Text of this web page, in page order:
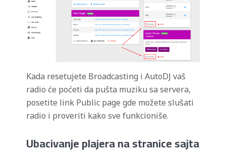
Kada resetujete Broadcasting i AutoDJ vaš
radio će poćeti da pušta muziku sa servera,
posetite link Public page gde možete slušati
radio i proveriti kako sve funkcioniše.
Ubacivanje plajera na stranice sajta